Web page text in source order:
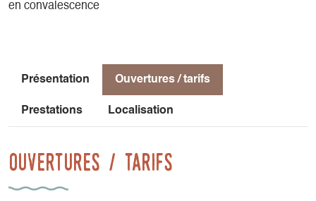
en convalescence
Présentation Ouvertures / tarifs
Prestations Localisation
Ouvertures / tarifs